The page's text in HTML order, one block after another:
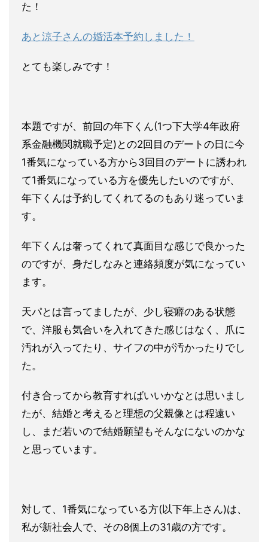
た！
あと涼子さんの婚活本予約しました！
とても楽しみです！
本題ですが、前回の年下くん(1つ下大学4年政府
系金融機関就職予定)との2回目のデートの日に今
1番気になっている方から3回 目のデートに誘われ
て1番気になっている方を優先したいのですが、
年下くんは予約してくれてるのもあり迷っていま
す。
年下くんは奢ってくれて真面目な感じで良かった
のですが、身だしなみと連絡頻度が気になってい
ます。
天パとは言ってましたが、少し寝癖のある状態
で、洋服も気合いを入れてきた感じはなく、爪に
汚れが入ってたり、サイフの中が汚かったりでし
た。
付き合ってから教育すればいいかなとは思いまし
たが、結婚と考え ると理想の父親像とは程遠い
し、まだ若いので結婚願望もそんなにないのかな
と思っています。
対して、1番気になっている方(以下年上さん)は、
私が新社会人 で、その8個上の31歳の方です。